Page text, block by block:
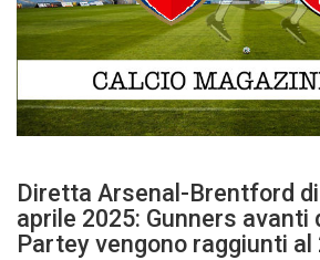
Diretta Arsenal-Brentford
aprile 2025: Gunners avanti
Partey vengono raggiunti al